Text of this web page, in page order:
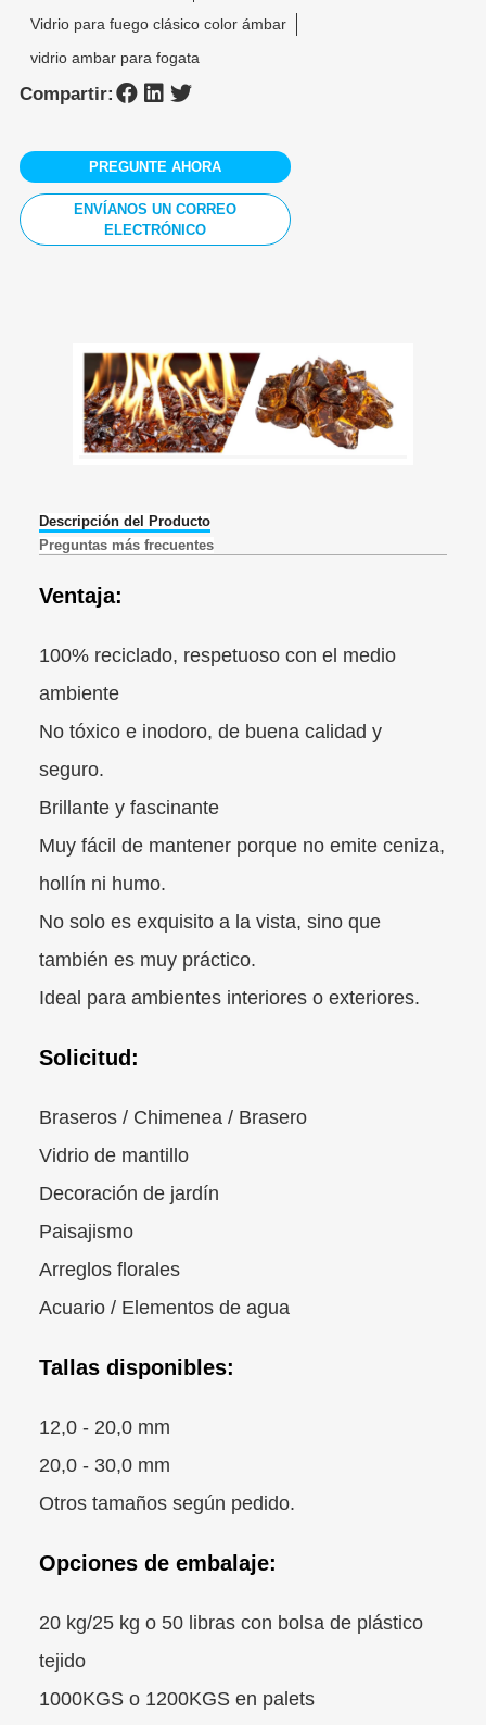
Vidrio para fuego clásico color ámbar
vidrio ambar para fogata
Compartir:
PREGUNTE AHORA
ENVÍANOS UN CORREO
ELECTRÓNICO
Descripción del Producto
Preguntas más frecuentes
Ventaja:
100% reciclado, respetuoso con el medio
ambiente
No tóxico e inodoro, de buena calidad y
seguro.
Brillante y fascinante
Muy fácil de mantener porque no emite ceniza,
hollín ni humo.
No solo es exquisito a la vista, sino que
también es muy práctico.
Ideal para ambientes interiores o exteriores.
Solicitud:
Braseros / Chimenea / Brasero
Vidrio de mantillo
Decoración de jardín
Paisajismo
Arreglos florales
Acuario / Elementos de agua
Tallas disponibles:
12,0 - 20,0 mm
20,0 - 30,0 mm
Otros tamaños según pedido.
Opciones de embalaje:
20 kg/25 kg o 50 libras con bolsa de plástico
tejido
1000KGS o 1200KGS en palets